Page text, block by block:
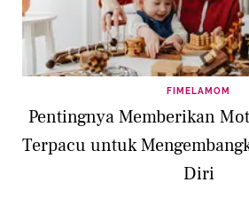
FIMELAMOM
Pentingnya Memberikan
Terpacu untuk
Diri